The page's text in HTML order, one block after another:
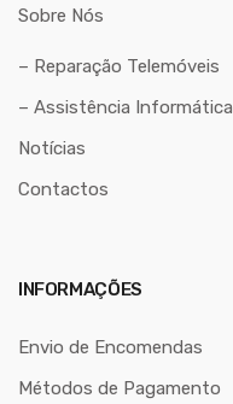
Sobre Nós
– Reparação Telemóveis
– Assistência Informática
Notícias
Contactos
INFORMAÇÕES
Envio de Encomendas
Métodos de Pagamento